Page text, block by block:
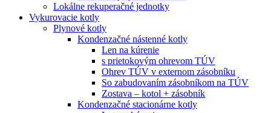
Lokálne rekuperačné jednotky
Vykurovacie kotly
Plynové kotly
Kondenzačné nástenné kotly
Len na kúrenie
s prietokovým ohrevom TÚV
Ohrev TÚV v externom zásobníku
So zabudovaním zásobníkom na TÚV
Zostava – kotol + zásobník
Kondenzačné stacionárne kotly